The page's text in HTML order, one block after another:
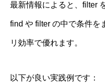
最新情報によると、filter
find や filter の中で条件を
リ効率で優れます。
以下が良い実践例です：